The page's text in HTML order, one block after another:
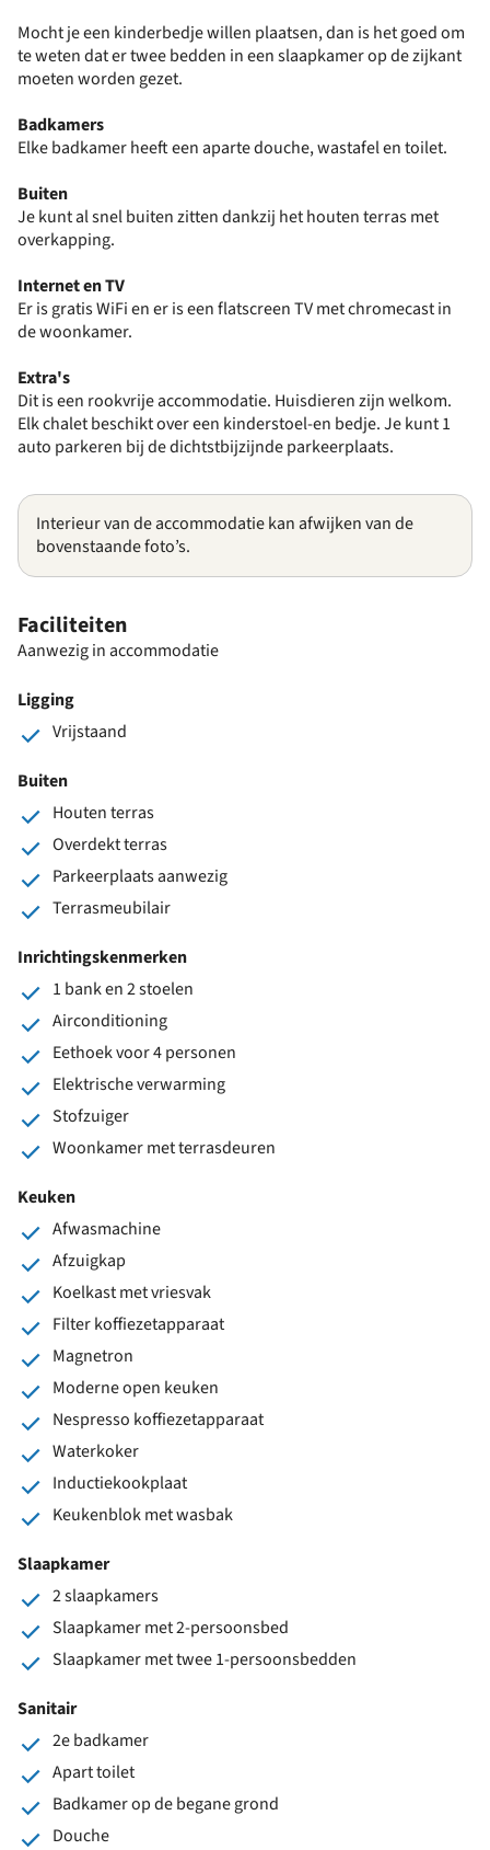
Mocht je een kinderbedje willen plaatsen, dan is het goed om
te weten dat er twee bedden in een slaapkamer op de zijkant
moeten worden gezet.
Badkamers
Elke badkamer heeft een aparte douche, wastafel en toilet.
Buiten
Je kunt al snel buiten zitten dankzij het houten terras met
overkapping.
Internet en TV
Er is gratis WiFi en er is een flatscreen TV met chromecast in
de woonkamer.
Extra's
Dit is een rookvrije accommodatie. Huisdieren zijn welkom.
Elk chalet beschikt over een kinderstoel-en bedje. Je kunt 1
auto parkeren bij de dichtstbijzijnde parkeerplaats.
Interieur van de accommodatie kan afwijken van de
bovenstaande foto’s.
Faciliteiten
Aanwezig in accommodatie
Ligging
Vrijstaand
Buiten
Houten terras
Overdekt terras
Parkeerplaats aanwezig
Terrasmeubilair
Inrichtingskenmerken
1 bank en 2 stoelen
Airconditioning
Eethoek voor 4 personen
Elektrische verwarming
Stofzuiger
Woonkamer met terrasdeuren
Keuken
Afwasmachine
Afzuigkap
Koelkast met vriesvak
Filter koffiezetapparaat
Magnetron
Moderne open keuken
Nespresso koffiezetapparaat
Waterkoker
Inductiekookplaat
Keukenblok met wasbak
Slaapkamer
2 slaapkamers
Slaapkamer met 2-persoonsbed
Slaapkamer met twee 1-persoonsbedden
Sanitair
2e badkamer
Apart toilet
Badkamer op de begane grond
Douche